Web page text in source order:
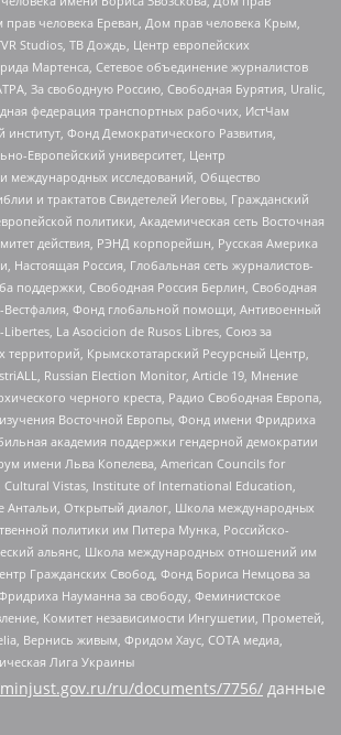
прав человека Ереван, Дом прав человека Крым,
Studios, ТВ Дождь, Центр европейских
Мартенса, Сетевое объединение журналистов
За свободную Россию, Свободная Бурятия, Uralic,
федерация транспортных рабочих, ИстЧам
институт, Фонд Демократического Развития,
Европейский университет, Центр
международных исследований, Общество
и трактатов Свидетелей Иеговы, Гражданский
политики, Академическая сеть Восточная
действия, РЭНД корпорейшн, Русская Америка
Настоящая Россия, Глобальная сеть журналистов-
поддержки, Свободная Россия Берлин, Свободная
Вестфалия, Фонд глобальной помощи, Антивоенный
Libertes, La Asocicion de Rusos Libres, Союз за
территорий, Крымскотатарский Ресурсный Центр,
Russian Election Monitor, Article 19, Мнение
черного креста, Радио Свободная Европа,
Восточной Европы, Фонд имени Фридриха
академия поддержки гендерной демократии
имени Льва Копелева, American Councils for
Vistas, Institute of International Education,
Антальи, Открытый диалог, Школа международных
политики им Питера Мунка, Российско-
альянс, Школа международных отношений им
Гражданских Свобод, Фонд Бориса Немцова за
Науманна за свободу, Феминистское
Комитет независимости Ингушетии, Прометей,
Вернись живым, Фридом Хаус, СОТА медиа,
Лига Украины
ru/documents/7756/ данные